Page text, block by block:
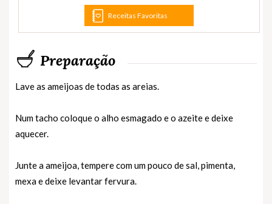
Receitas Favoritas
Preparação
Lave as ameijoas de todas as areias.
Num tacho coloque o alho esmagado e o azeite e deixe
aquecer.
Junte a ameijoa, tempere com um pouco de sal, pimenta,
mexa e deixe levantar fervura.